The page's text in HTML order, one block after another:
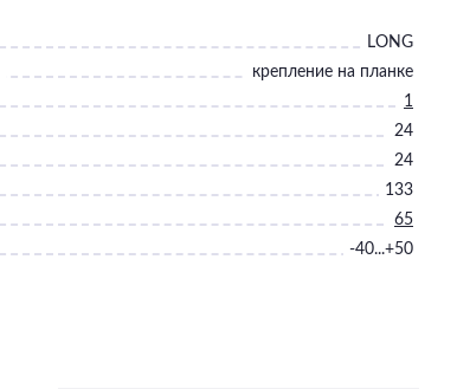
LONG
крепление на планке
1
24
24
133
65
-40...+50